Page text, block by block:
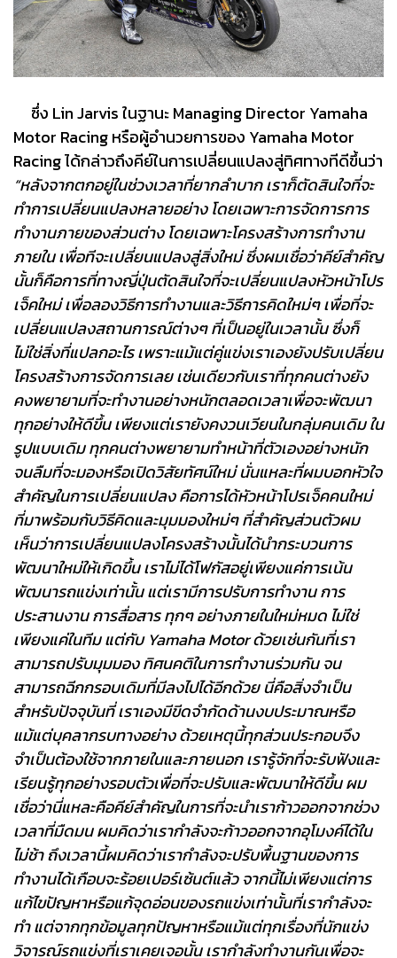
ซึ่ง Lin Jarvis ในฐานะ Managing Director Yamaha
Motor Racing หรือผู้อำนวยการของ Yamaha Motor
Racing ได้กล่าวถึงคีย์ในการเปลี่ยนแปลงสู่ทิศทางทีดีขึ้นว่า
“หลังจากตกอยู่ในช่วงเวลาที่ยากลำบาก เราก็ตัดสินใจที่จะ
ทำการเปลี่ยนแปลงหลายอย่าง โดยเฉพาะการจัดการการ
ทำงานภายของส่วนต่าง โดยเฉพาะโครงสร้างการทำงาน
ภายใน เพื่อทีจะเปลี่ยนแปลงสู่สิ่งใหม่ ซึ่งผมเชื่อว่าคีย์สำคัญ
นั้นก็คือการที่ทางญี่ปุ่นตัดสินใจที่จะเปลี่ยนแปลงหัวหน้าโปร
เจ็คใหม่ เพื่อลองวิธีการทำงานและวิธีการคิดใหม่ๆ เพื่อที่จะ
เปลี่ยนแปลงสถานการณ์ต่างๆ ที่เป็นอยู่ในเวลานั้น ซึ่งก็
ไม่ใช่สิ่งที่แปลกอะไร เพราะแม้แต่คู่แข่งเราเองยังปรับเปลี่ยน
โครงสร้างการจัดการเลย เช่นเดียวกับเราที่ทุกคนต่างยัง
คงพยายามที่จะทำงานอย่างหนักตลอดเวลาเพื่อจะพัฒนา
ทุกอย่างให้ดีขึ้น เพียงแต่เรายังคงวนเวียนในกลุ่มคนเดิม ใน
รูปแบบเดิม ทุกคนต่างพยายามทำหน้าที่ตัวเองอย่างหนัก
จนลืมที่จะมองหรือเปิดวิสัยทัศน์ใหม่ นั่นแหละที่ผมบอกหัวใจ
สำคัญในการเปลี่ยนแปลง คือการได้หัวหน้าโปรเจ็คคนใหม่
ที่มาพร้อมกับวิธีคิดและมุมมองใหม่ๆ ที่สำคัญส่วนตัวผม
เห็นว่าการเปลี่ยนแปลงโครงสร้างนั้นได้นำกระบวนการ
พัฒนาใหม่ให้เกิดขึ้น เราไม่ได้โฟกัสอยู่เพียงแค่การเน้น
พัฒนารถแข่งเท่านั้น แต่เรามีการปรับการทำงาน การ
ประสานงาน การสื่อสาร ทุกๆ อย่างภายในใหม่หมด ไม่ใช่
เพียงแค่ในทีม แต่กับ Yamaha Motor ด้วยเช่นกันที่เรา
สามารถปรับมุมมอง ทิศนคติในการทำงานร่วมกัน จน
สามารถฉีกกรอบเดิมที่มีลงไปได้อีกด้วย นี่คือสิ่งจำเป็น
สำหรับปัจจุบันที่ เราเองมีขีดจำกัดด้านงบประมาณหรือ
แม้แต่บุคลากรบทางอย่าง ด้วยเหตุนี้ทุกส่วนประกอบจึง
จำเป็นต้องใช้จากภายในและภายนอก เรารู้จักที่จะรับฟังและ
เรียนรู้ทุกอย่างรอบตัวเพื่อที่จะปรับและพัฒนาให้ดีขึ้น ผม
เชื่อว่านี่แหละคือคีย์สำคัญในการที่จะนำเราก้าวออกจากช่วง
เวลาที่มืดมน ผมคิดว่าเรากำลังจะก้าวออกจากอุโมงค์ได้ใน
ไม่ช้า ถึงเวลานี้ผมคิดว่าเรากำลังจะปรับพื้นฐานของการ
ทำงานได้เกือบจะร้อยเปอร์เซ้นต์แล้ว จากนี้ไม่เพียงแต่การ
แก้ไขปัญหาหรือแก้จุดอ่อนของรถแข่งเท่านั้นที่เรากำลังจะ
ทำ แต่จากทุกข้อมูลทุกปัญหาหรือแม้แต่ทุกเรื่องที่นักแข่ง
วิจารณ์รถแข่งที่เราเคยเจอนั้น เรากำลังทำงานกันเพื่อจะ